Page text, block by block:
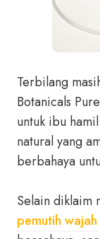
Terbilang
Botanicals
untuk ibu
natural yang
berbahaya
Selain diklaim
pemutih wajah